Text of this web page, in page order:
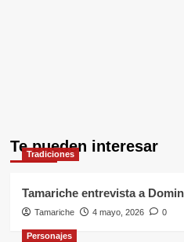
Te pueden interesar
Tradiciones
Tamariche entrevista a
Tamariche 4 mayo, 2026 0
Personajes